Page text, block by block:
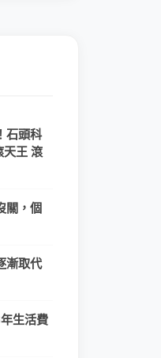
石頭科
王 滾
關，個
漸取代
生活費